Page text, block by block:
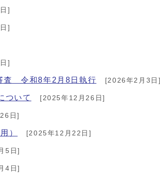
]
]
]
査 令和8年2月8日執行 [2026年2月3日]
ついて [2025年12月26日]
日]
） [2025年12月22日]
5日]
4日]